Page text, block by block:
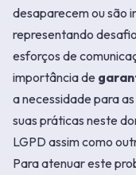
desaparecem ou são
representando
esforços de
importância de
a necessidade para
suas práticas neste
LGPD assim como
Para atenuar este